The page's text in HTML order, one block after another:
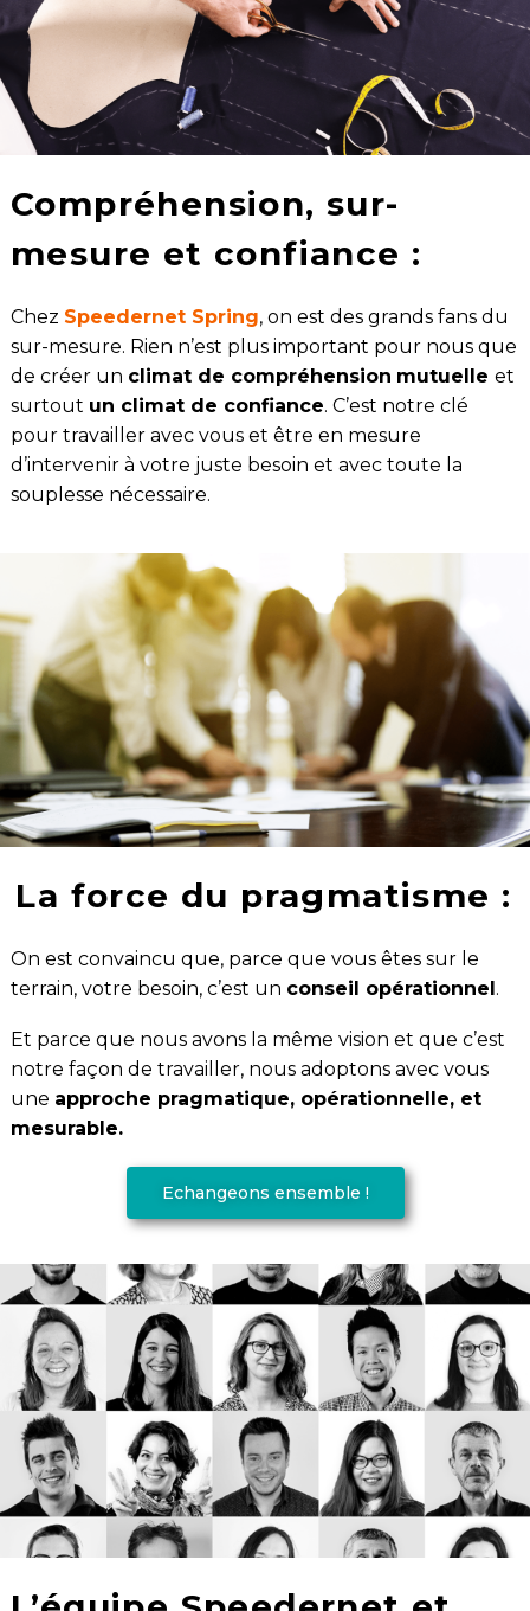
Compréhension, sur-
mesure et confiance :
Chez Speedernet Spring, on est des grands fans du
sur-mesure. Rien n’est plus important pour nous que
de créer un climat de compréhension mutuelle et
surtout un climat de confiance. C’est notre clé
pour travailler avec vous et être en mesure
d’intervenir à votre juste besoin et avec toute la
souplesse nécessaire.
La force du pragmatisme :
On est convaincu que, parce que vous êtes sur le
terrain, votre besoin, c’est un conseil opérationnel .
Et parce que nous avons la même vision et que c’est
notre façon de travailler, nous adoptons avec vous
une approche pragmatique, opérationnelle, et
mesurable.
Echangeons ensemble !